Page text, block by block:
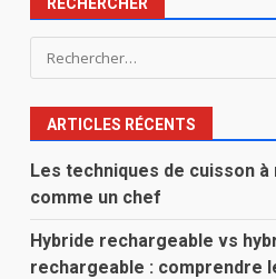
Rechercher :
ARTICLES RÉCENTS
Les techniques de cuisson
comme un chef
Hybride rechargeable vs
rechargeable : comprendre